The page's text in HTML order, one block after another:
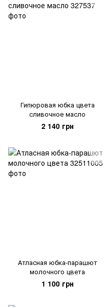
Гипюровая юбка цвета
сливочное масло
2 140 грн
Атласная юбка-парашют
молочного цвета
1 100 грн